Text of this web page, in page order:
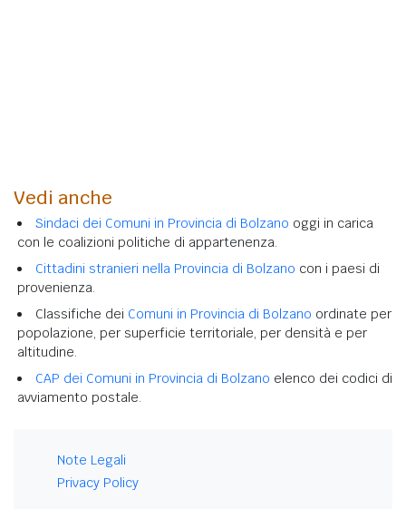
Vedi anche
Sindaci dei Comuni in Provincia di Bolzano oggi in carica
con le coalizioni politiche di appartenenza.
Cittadini stranieri nella Provincia di Bolzano con i paesi di
provenienza.
Classifiche dei Comuni in Provincia di Bolzano ordinate per
popolazione, per superficie territoriale, per densità e per
altitudine.
CAP dei Comuni in Provincia di Bolzano elenco dei codici di
avviamento postale.
Note Legali
Privacy Policy